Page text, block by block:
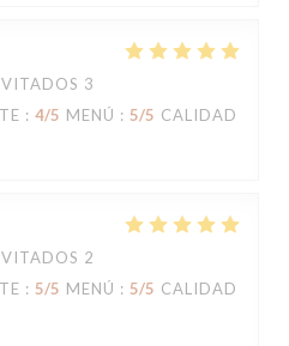
3
: 4/5 MENÚ : 5/5 CALIDAD
2
: 5/5 MENÚ : 5/5 CALIDAD